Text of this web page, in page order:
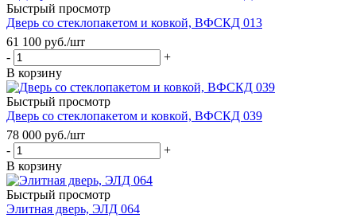
Быстрый просмотр
Дверь со стеклопакетом и ковкой, ВФСКД 013
61 100 руб./шт
-
+
В корзину
Быстрый просмотр
Дверь со стеклопакетом и ковкой, ВФСКД 039
78 000 руб./шт
-
+
В корзину
Быстрый просмотр
Элитная дверь, ЭЛД 064